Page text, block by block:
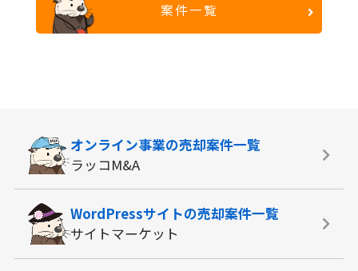
案件一覧
オンライン事業の売却案件一覧
ラッコM&A
WordPressサイトの売却案件一覧
サイトマーケット